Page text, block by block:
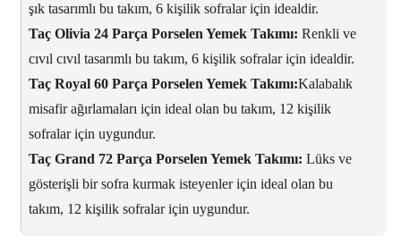
şık tasarımlı bu takım, 6 kişilik sofralar için idealdir.
Taç Olivia 24 Parça Porselen Yemek Takımı: Renkli ve
cıvıl cıvıl tasarımlı bu takım, 6 kişilik sofralar için idealdir.
Taç Royal 60 Parça Porselen Yemek Takımı:Kalabalık
misafir ağırlamaları için ideal olan bu takım, 12 kişilik
sofralar için uygundur.
Taç Grand 72 Parça Porselen Yemek Takımı: Lüks ve
gösterişli bir sofra kurmak isteyenler için ideal olan bu
takım, 12 kişilik sofralar için uygundur.